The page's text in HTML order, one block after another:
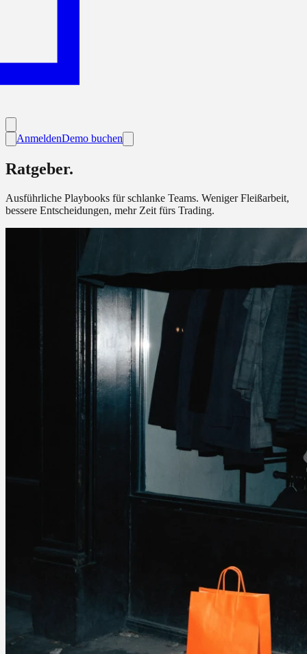
AnmeldenDemo buchen
Ratgeber.
Ausführliche Playbooks für schlanke Teams. Weniger Fleißarbeit,
bessere Entscheidungen, mehr Zeit fürs Trading.